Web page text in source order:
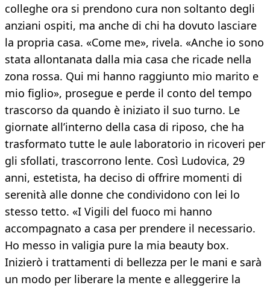
colleghe ora si prendono cura non soltanto degli
anziani ospiti, ma anche di chi ha dovuto lasciare
la propria casa. «Come me», rivela. «Anche io sono
stata allontanata dalla mia casa che ricade nella
zona rossa. Qui mi hanno raggiunto mio marito e
mio figlio», prosegue e perde il conto del tempo
trascorso da quando è iniziato il suo turno. Le
giornate all’interno della casa di riposo, che ha
trasformato tutte le aule laboratorio in ricoveri per
gli sfollati, trascorrono lente. Così Ludovica, 29
anni, estetista, ha deciso di offrire momenti di
serenità alle donne che condividono con lei lo
stesso tetto. «I Vigili del fuoco mi hanno
accompagnato a casa per prendere il necessario.
Ho messo in valigia pure la mia beauty box.
Inizierò i trattamenti di bellezza per le mani e sarà
un modo per liberare la mente e alleggerire la